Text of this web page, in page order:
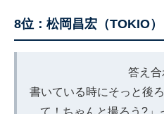
8位：松岡昌宏（TOKIO）
答え
書いている時にそっと後